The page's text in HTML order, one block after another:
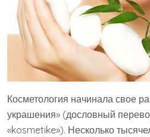
Косметология начинала свое
украшения» (дословный
«kosmetike»). Несколько